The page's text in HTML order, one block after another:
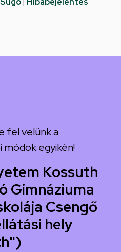
fel velünk a
módok egyikén!
Kossuth
Gimnáziuma
Csengő
hely